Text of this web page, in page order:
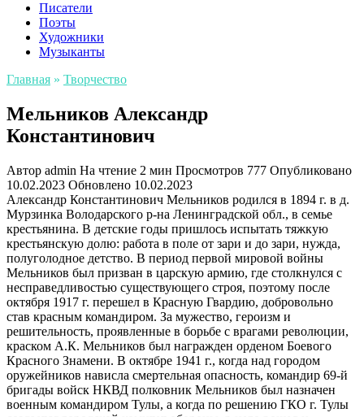
Писатели
Поэты
Художники
Музыканты
Главная » Творчество
Мельников Александр
Константинович
Автор admin На чтение 2 мин Просмотров 777 Опубликовано
10.02.2023 Обновлено 10.02.2023
Александр Константинович Мельников родился в 1894 г. в д.
Мурзинка Володарского р-на Ленинградской обл., в семье
крестьянина. В детские годы пришлось испытать тяжкую
крестьянскую долю: работа в поле от зари и до зари, нужда,
полуголодное детство. В период первой мировой войны
Мельников был призван в царскую армию, где столкнулся с
несправедливостью существующего строя, поэтому после
октября 1917 г. перешел в Красную Гвардию, добровольно
став красным командиром. За мужество, героизм и
решительность, проявленные в борьбе с врагами революции,
краском А.К. Мельников был награжден орденом Боевого
Красного Знамени. В октябре 1941 г., когда над городом
оружейников нависла смертельная опасность, командир 69-й
бригады войск НКВД полковник Мельников был назначен
военным командиром Тулы, а когда по решению ГКО г. Тулы